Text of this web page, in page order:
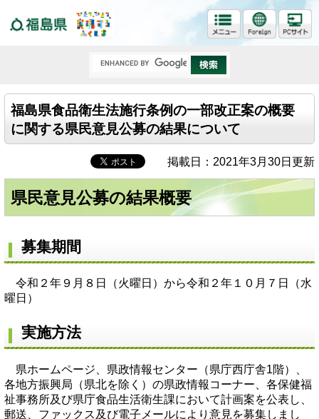
福島県食品衛生法施行条例の一部改正案の概要
に関する県民意見公募の結果について
掲載日：2021年3月30日更新
県民意見公募の結果概要
募集期間
令和２年９月８日（火曜日）から令和２年１０月７日（水
曜日）
実施方法
県ホームページ、県政情報センター（県庁西庁舎1階）、
各地方振興局（県北を除く）の県政情報コーナー、各保健福
祉事務所及び県庁食品生活衛生課において計画案を公表し、
郵送、ファックス及び電子メールにより意見を募集しまし